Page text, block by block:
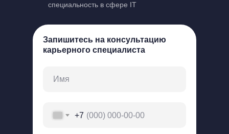
специальность в сфере IT
Запишитесь на консультацию
карьерного специалиста
+7